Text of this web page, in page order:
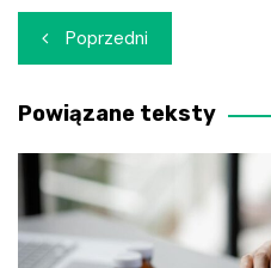
Nawigacja
wpisu
Poprzedni
Powiązane teksty